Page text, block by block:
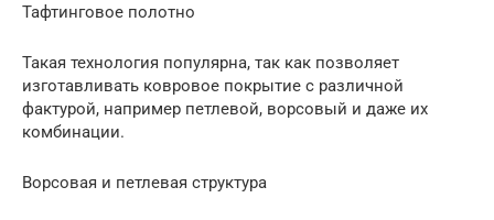
Тафтинговое полотно
Такая технология популярна, так как позволяет
изготавливать ковровое покрытие с различной
фактурой, например петлевой, ворсовый и даже их
комбинации.
Ворсовая и петлевая структура